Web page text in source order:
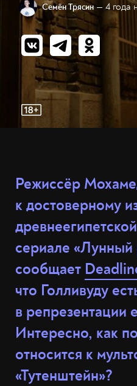
Семён Трясин — 4 года
Режиссёр
к достоверному
сериале
сообщает
что Голливуду
в репрезентации
Интересно, как
относится к
«Тутенштейн»?